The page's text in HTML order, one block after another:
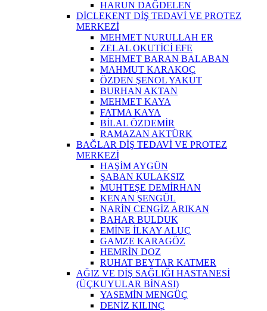
HARUN DAĞDELEN
DİCLEKENT DİŞ TEDAVİ VE PROTEZ
MERKEZİ
MEHMET NURULLAH ER
ZELAL OKUTİCİ EFE
MEHMET BARAN BALABAN
MAHMUT KARAKOÇ
ÖZDEN ŞENOL YAKUT
BURHAN AKTAN
MEHMET KAYA
FATMA KAYA
BİLAL ÖZDEMİR
RAMAZAN AKTÜRK
BAĞLAR DİŞ TEDAVİ VE PROTEZ
MERKEZİ
HAŞİM AYGÜN
ŞABAN KULAKSIZ
MUHTEŞE DEMİRHAN
KENAN ŞENGÜL
NARİN CENGİZ ARIKAN
BAHAR BULDUK
EMİNE İLKAY ALUÇ
GAMZE KARAGÖZ
HEMRİN DOZ
RUHAT BEYTAR KATMER
AĞIZ VE DİŞ SAĞLIĞI HASTANESİ
(ÜÇKUYULAR BİNASI)
YASEMİN MENGÜÇ
DENİZ KILINÇ